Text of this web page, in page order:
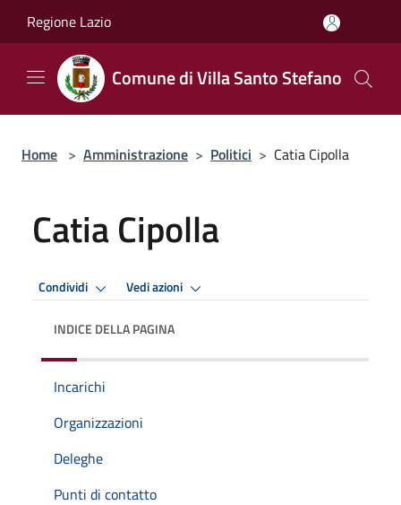
Regione Lazio
Comune di Villa Santo Stefano
Home > Amministrazione > Politici > Catia Cipolla
Catia Cipolla
Condividi Vedi azioni
INDICE DELLA PAGINA
Incarichi
Organizzazioni
Deleghe
Punti di contatto